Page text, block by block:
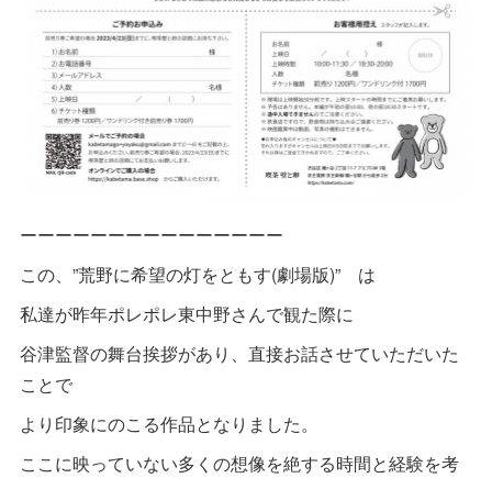
ーーーーーーーーーーーーーーー
この、”荒野に希望の灯をともす(劇場版)” は
私達が昨年ポレポレ東中野さんで観た際に
谷津監督の舞台挨拶があり、直接お話させていただいた
ことで
より印象にのこる作品となりました。
ここに映っていない多くの想像を絶する時間と経験を考